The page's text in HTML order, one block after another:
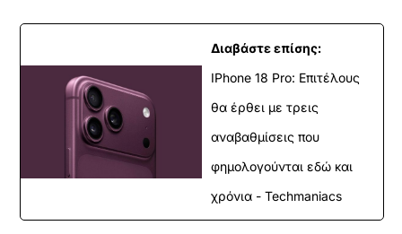
Διαβάστε επίσης:
IPhone 18 Pro: Επιτέλους
θα έρθει με τρεις
αναβαθμίσεις που
φημολογούνται εδώ και
χρόνια - Techmaniacs